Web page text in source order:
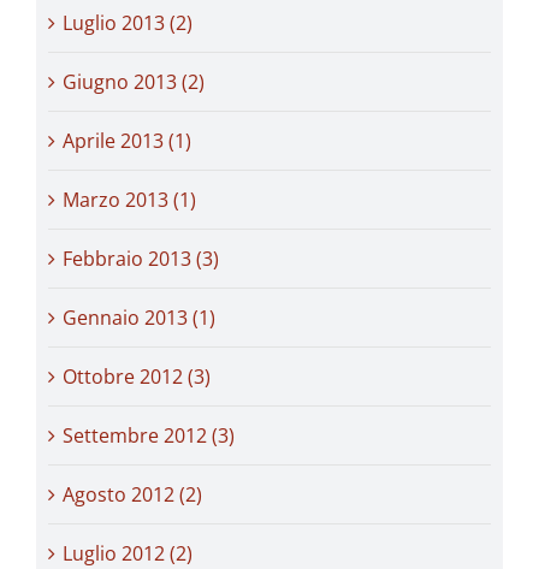
Luglio 2013 (2)
Giugno 2013 (2)
Aprile 2013 (1)
Marzo 2013 (1)
Febbraio 2013 (3)
Gennaio 2013 (1)
Ottobre 2012 (3)
Settembre 2012 (3)
Agosto 2012 (2)
Luglio 2012 (2)